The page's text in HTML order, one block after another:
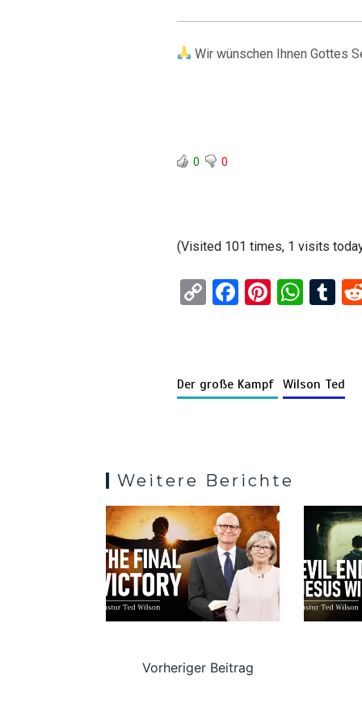
Wir wünschen Ihnen Gottes
0 0
(Visited 101 times, 1 visits
C
n
F
o
Pi
t
W
A
T
r
Der große Kampf Wilson Ted
Weitere Berichte
Vorheriger Beitrag